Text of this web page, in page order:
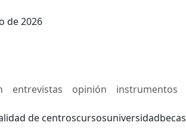
de 2026
entrevistas opinión instrumentos
de centroscursosuniversidadbecas